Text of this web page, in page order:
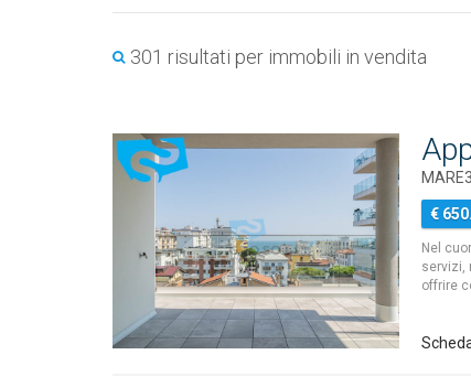
301 risultati per immobili in vendita
€
Nel
servizi,
offrire